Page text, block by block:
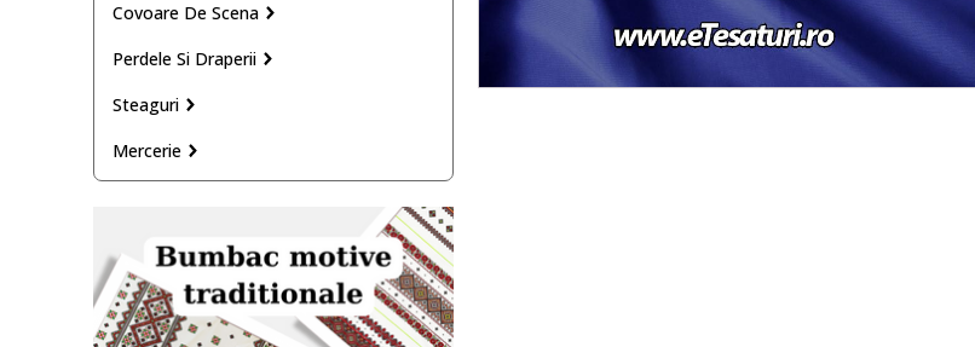
Covoare De Scena
Perdele Si Draperii
Steaguri
Mercerie